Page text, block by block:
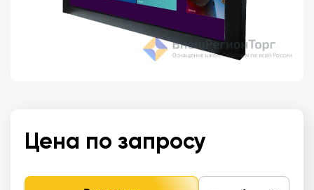
Цена по запросу